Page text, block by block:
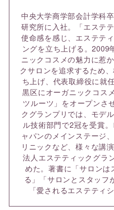
中央大学商学部会計学科
研究所に入社。「エステ
使命感を感じ、エステテ
ングを立ち上げる。2009
ニックコスメの魅力に惹
クサロンを追求するため
ち上げ、代表取締役に就
黒区にオーガニックコス
ツルーツ」をオープンさ
クグランプリでは、モデ
ル技術部門で2冠を受賞
ャパンのメインステージ
リニックなど、様々な講
法人エステティックグラ
めた。著書に「サロンは
る」「サロンとスタッフ
「愛されるエステティ